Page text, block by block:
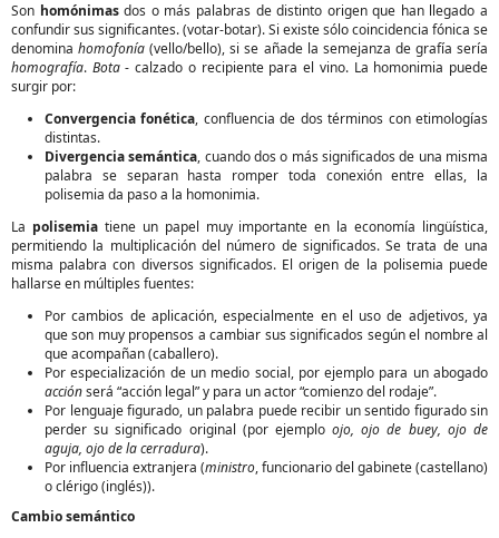
Son homónimasdos o más palabras de distinto origen que han llegado a
confundir sus significantes. (votar-botar). Si existe sólo coincidencia fónica se
denominahomofonía (vello/bello), si se añade la semejanza de grafía sería
homografía. Bota- calzado o recipiente para el vino. La homonimia puede
surgir por:
Convergencia fonética, confluencia de dos términos con etimologías
distintas.
Divergencia semántica, cuando dos o más significados de una misma
palabra se separan hasta romper toda conexión entre ellas, la
polisemia da paso a la homonimia.
La polisemiatiene un papel muy importante en la economía lingüística,
permitiendo la multiplicación del número de significados. Se trata de una
misma palabra con diversos significados. El origen de la polisemia puede
hallarse en múltiples fuentes:
Por cambios de aplicación, especialmente en el uso de adjetivos, ya
que son muy propensos a cambiar sus significados según el nombre al
que acompañan (caballero).
Por especialización de un medio social, por ejemplo para un abogado
acciónserá “acción legal” y para un actor “comienzo del rodaje”.
Por lenguaje figurado, un palabra puede recibir un sentido figurado sin
perder su significado original (por ejemploojo, ojo de buey, ojo de
aguja, ojo de la cerradura).
Por influencia extranjera (ministro, funcionario del gabinete (castellano)
o clérigo (inglés)).
Cambio semántico